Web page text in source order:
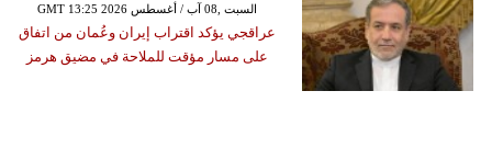
GMT 13:25 2026 السبت ,08 آب / أغسطس
عراقجي يؤكد اقتراب إيران وعُمان من اتفاق
على مسار مؤقت للملاحة في مضيق هرمز